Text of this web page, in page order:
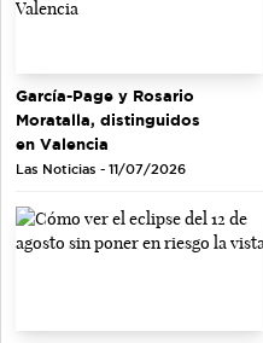
García-Page y Rosario
Moratalla, distinguidos
en Valencia
Las Noticias - 11/07/2026